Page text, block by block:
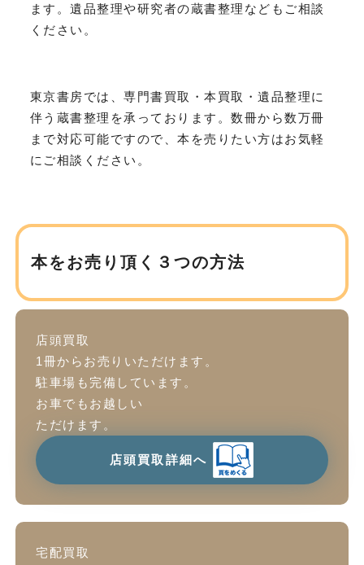
ます。遺品整理や研究者の蔵書整理などもご相談
ください。
東京書房では、専門書買取・本買取・遺品整理に
伴う蔵書整理を承っております。数冊から数万冊
まで対応可能ですので、本を売りたい方はお気軽
にご相談ください。
本をお売り頂く３つの方法
店頭買取
1冊からお売りいただけます。
駐車場も完備しています。
お車でもお越しい
ただけます。
店頭買取詳細へ
宅配買取